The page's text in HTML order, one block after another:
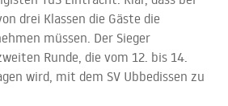
drei Klassen die Gäste die
müssen. Der Sieger
Runde, die vom 12. bis 14.
wird, mit dem SV Ubbedissen zu